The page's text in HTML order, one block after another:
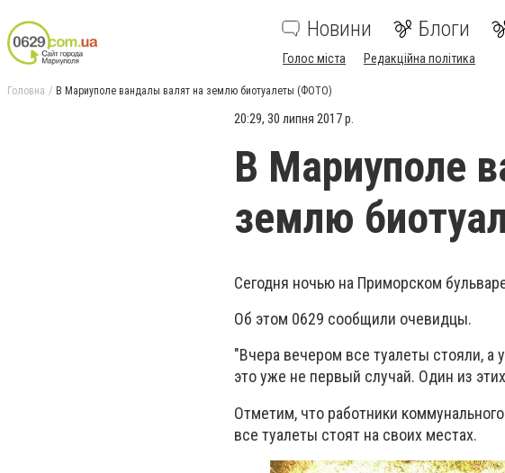
Новини Блоги
Голос міста Редакційна політика
Головна В Мариуполе вандалы валят на землю биотуалеты (ФОТО)
20:29, 30 липня 2017 р.
В Мариуполе
землю
Сегодня ночью на Приморском
Об этом 0629 сообщили очевидцы.
"Вчера вечером все туалеты стояли,
это уже не первый случай. Один из
Отметим, что работники
все туалеты стоят на своих местах.